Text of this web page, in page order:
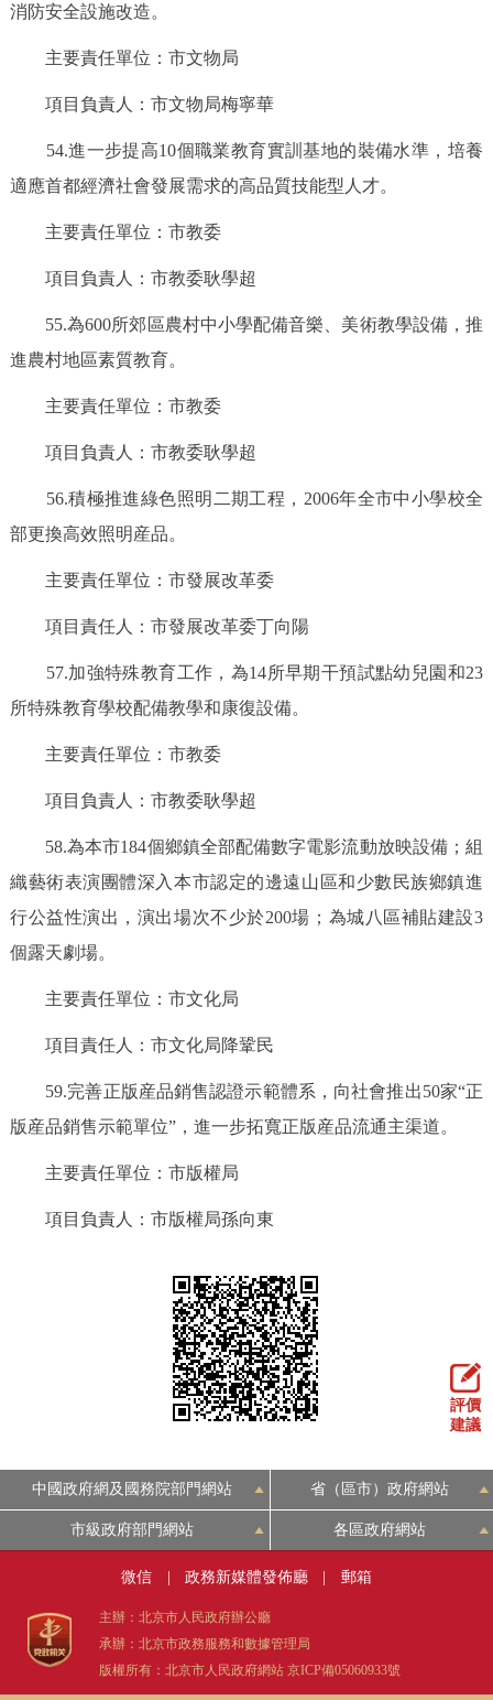
消防安全設施改造。
主要責任單位：市文物局
項目負責人：市文物局梅寧華
54.進一步提高10個職業教育實訓基地的裝備水準，培養
適應首都經濟社會發展需求的高品質技能型人才。
主要責任單位：市教委
項目負責人：市教委耿學超
55.為600所郊區農村中小學配備音樂、美術教學設備，推
進農村地區素質教育。
主要責任單位：市教委
項目負責人：市教委耿學超
56.積極推進綠色照明二期工程，2006年全市中小學校全
部更換高效照明産品。
主要責任單位：市發展改革委
項目責任人：市發展改革委丁向陽
57.加強特殊教育工作，為14所早期干預試點幼兒園和23
所特殊教育學校配備教學和康復設備。
主要責任單位：市教委
項目負責人：市教委耿學超
58.為本市184個鄉鎮全部配備數字電影流動放映設備；組
織藝術表演團體深入本市認定的邊遠山區和少數民族鄉鎮進
行公益性演出，演出場次不少於200場；為城八區補貼建設3
個露天劇場。
主要責任單位：市文化局
項目責任人：市文化局降鞏民
59.完善正版産品銷售認證示範體系，向社會推出50家“正
版産品銷售示範單位”，進一步拓寬正版産品流通主渠道。
主要責任單位：市版權局
項目負責人：市版權局孫向東
評價
建議
中國政府網及國務院部門網站 省（區市）政府網站
市級政府部門網站 各區政府網站
微信 政務新媒體發佈廳 郵箱
主辦：北京市人民政府辦公廳
承辦：北京市政務服務和數據管理局
版權所有：北京市人民政府網站 京ICP備05060933號